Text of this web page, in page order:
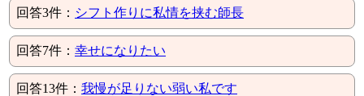
回答3件： シフト作りに私情を挟む師長
回答7件： 幸せになりたい
回答13件： 我慢が足りない弱い私です